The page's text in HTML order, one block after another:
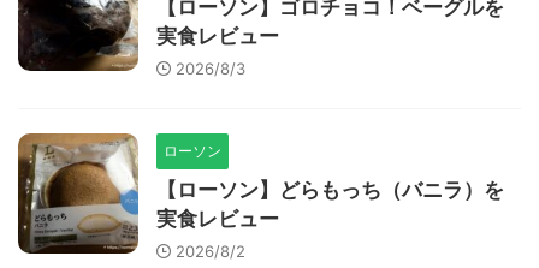
【ローソン】ゴロチョコ！ベーグルを
実食レビュー
2026/8/3
ローソン
【ローソン】どらもっち（バニラ）を
実食レビュー
2026/8/2